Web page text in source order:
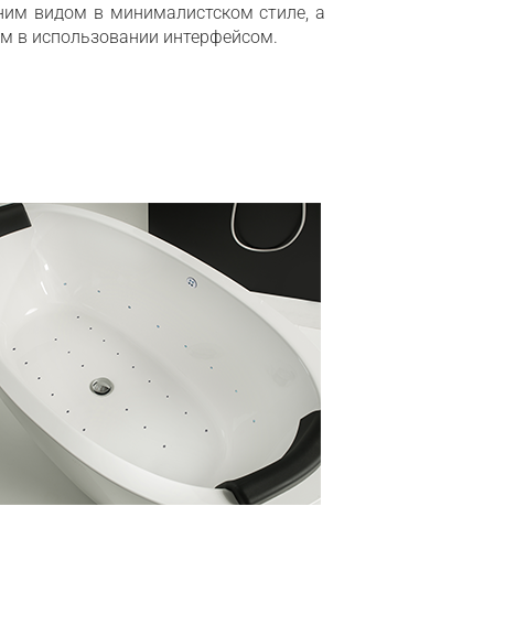
видом в минималистском стиле, а
в использовании интерфейсом.